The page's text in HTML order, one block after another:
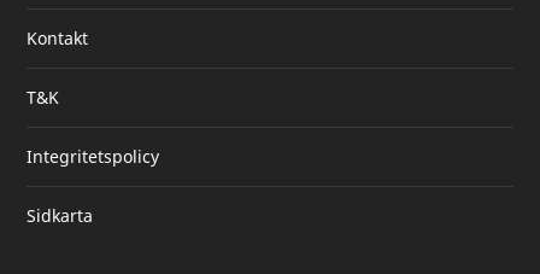
Kontakt
T&K
Integritetspolicy
Sidkarta